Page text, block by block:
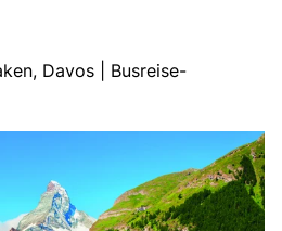
Davos | Busreise-